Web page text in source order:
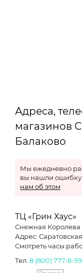
Адреса,
магазинов
Балаково
Мы ежедневно
вы нашли ошибку
нам об этом
ТЦ «Грин Хаус»
Снежная Королева
Адрес:
Смотреть часы
Тел. 8 (800) 777-8-